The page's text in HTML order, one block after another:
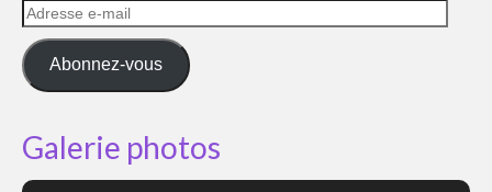
Adresse
e-
mail
Abonnez-vous
Galerie photos